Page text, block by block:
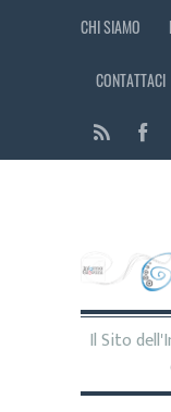
CHI SIAMO
CONTATTACI
Il Sito